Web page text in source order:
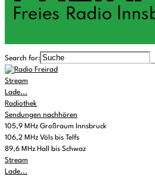
Search for:
Stream
Lade...
Radiothek
Sendungen nachhören
105,9 MHz Großraum Innsbruck
106,2 MHz Völs bis Telfs
89,6 MHz Hall bis Schwaz
Stream
Lade...